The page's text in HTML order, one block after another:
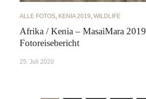
ALLE FOTOS, KENIA 2019, WILDLIFE
Afrika / Kenia – MasaiMara 2019
Fotoreisebericht
25. Juli 2020